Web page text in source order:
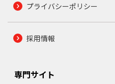
プライバシーポリシー
採用情報
専門サイト